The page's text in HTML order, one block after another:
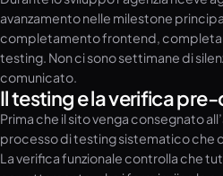
avanzamento nelle milestone
completamento frontend,
testing. Non ci sono settimane di
comunicato.
Il testing e la verifica
Prima che il sito venga consegnato
processo di testing sistematico che
La verifica funzionale controlla che